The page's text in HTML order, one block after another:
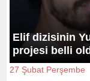
Elif dizisinin
projesi belli
27 Şubat Perşembe